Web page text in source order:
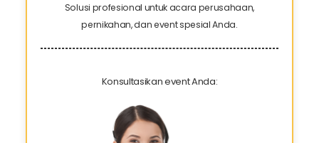
Solusi profesional untuk acara perusahaan,
pernikahan, dan event spesial Anda.
Konsultasikan event Anda: